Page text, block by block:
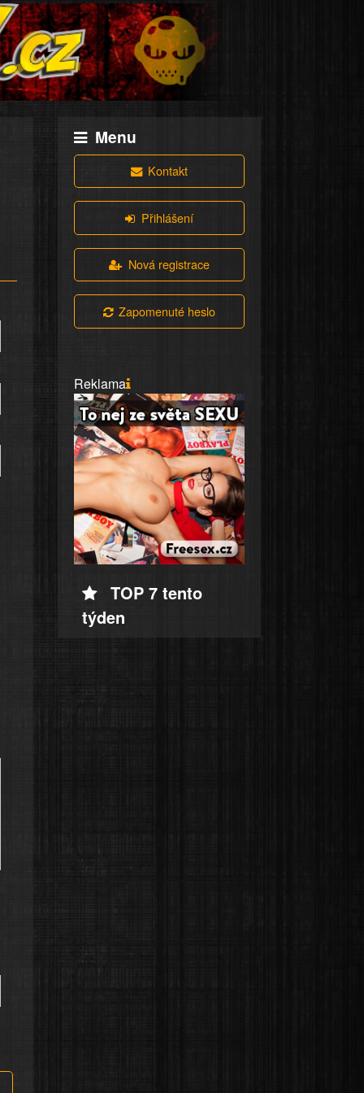
Menu
Kontakt
Přihlášení
Nová registrace
Zapomenuté heslo
Reklama
TOP 7 tento
týden